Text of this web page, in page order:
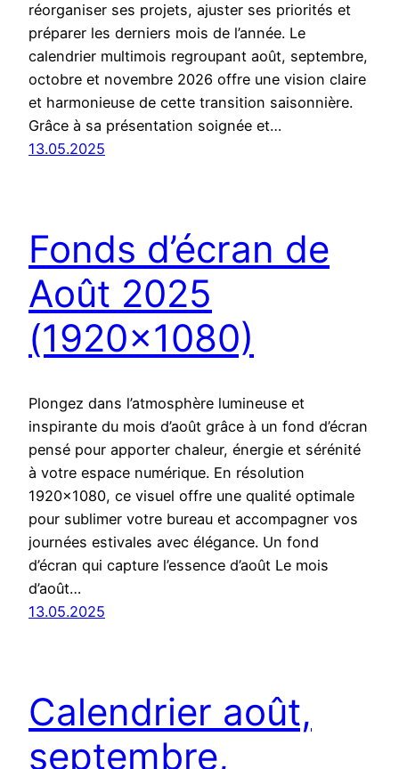
réorganiser ses projets, ajuster ses priorités et
préparer les derniers mois de l’année. Le
calendrier multimois regroupant août, septembre,
octobre et novembre 2026 offre une vision claire
et harmonieuse de cette transition saisonnière.
Grâce à sa présentation soignée et…
13.05.2025
Fonds d’écran de
Août 2025
(1920×1080)
Plongez dans l’atmosphère lumineuse et
inspirante du mois d’août grâce à un fond d’écran
pensé pour apporter chaleur, énergie et sérénité
à votre espace numérique. En résolution
1920×1080, ce visuel offre une qualité optimale
pour sublimer votre bureau et accompagner vos
journées estivales avec élégance. Un fond
d’écran qui capture l’essence d’août Le mois
d’août…
13.05.2025
Calendrier août,
septembre,